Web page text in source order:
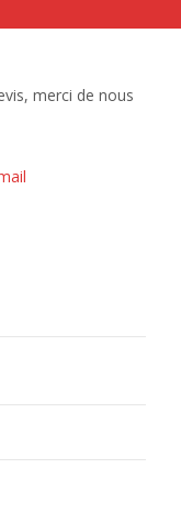
merci de nous